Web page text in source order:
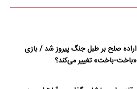
اراده صلح بر طبل جنگ پیروز شد / بازی
«باخت-باخت» تغییر می‌کند؟